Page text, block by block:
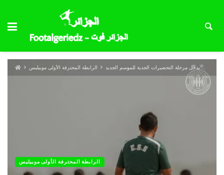
الرابطة المحترفة الأولى موبيليس على الرمال الساخنة.. وفاق سطيف يدخل مرحلة التحضيرات الجدية للموسم الجديد
الرابطة المحترفة الأولى موبيليس